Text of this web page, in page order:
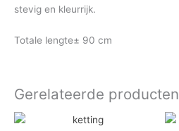
stevig en kleurrijk.
Totale lengte± 90 cm
Gerelateerde producten